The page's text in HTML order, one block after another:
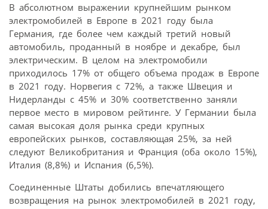
В абсолютном выражении крупнейшим рынком
электромобилей в Европе в 2021 году была
Германия, где более чем каждый третий новый
автомобиль, проданный в ноябре и декабре, был
электрическим. В целом на электромобили
приходилось 17% от общего объема продаж в Европе
в 2021 году. Норвегия с 72%, а также Швеция и
Нидерланды с 45% и 30% соответственно заняли
первое место в мировом рейтинге. У Германии была
самая высокая доля рынка среди крупных
европейских рынков, составляющая 25%, за ней
следуют Великобритания и Франция (оба около 15%),
Италия (8,8%) и Испания (6,5%).
Соединенные Штаты добились впечатляющего
возвращения на рынок электромобилей в 2021 году,